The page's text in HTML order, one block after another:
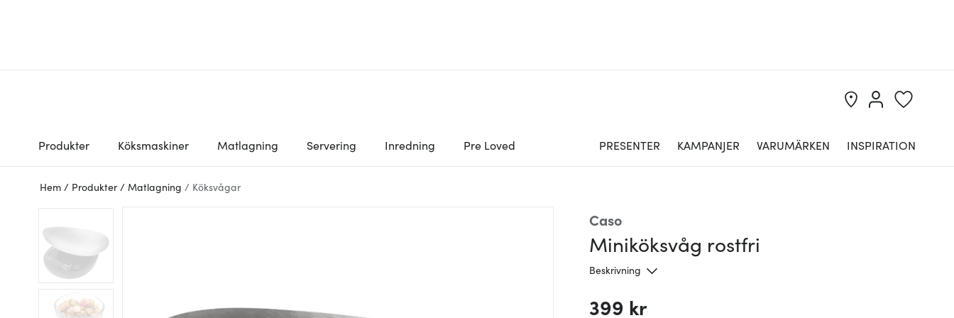
Produkter Köksmaskiner Matlagning Servering Inredning Pre Loved PRESENTER KAMPANJER VARUMÄRKEN INSPIRATION
Hem / Produkter / Matlagning / Köksvågar
Caso
Miniköksvåg rostfri
Beskrivning
399 kr